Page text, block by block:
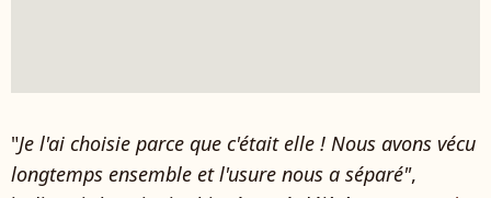
"Je l'ai choisie parce que c'était elle ! Nous avons vécu
longtemps ensemble et l'usure nous a séparé",